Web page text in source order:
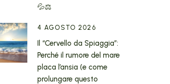
💦⚖️
4 AGOSTO 2026
Il “Cervello da Spiaggia”:
Perché il rumore del mare
placa l’ansia (e come
prolungare questo